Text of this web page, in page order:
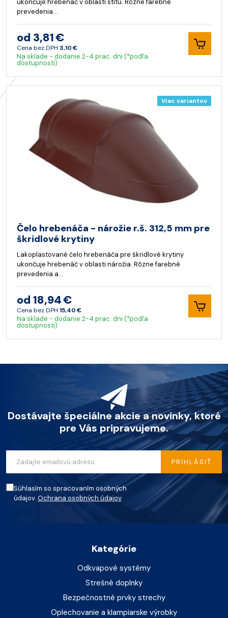
ukončuje hrebenáč v oblasti štítu. Rôzne farebné
prevedenia…
od 3,81 €
Cena bez DPH 3,10 €
Na sklade - dodanie 2-4 prac. dni (*podľa
dostupnosti)
Viac variantov
Čelo hrebenáča - nárožie r.š. 312,5 mm pre
škridlové krytiny
Lakoplastované čelo hrebenáča pre škridlové krytiny
ukončuje hrebenáč v oblasti nárožia. Rôzne farebné
prevedenia a…
od 18,94 €
Cena bez DPH 15,40 €
Na sklade - dodanie 2-4 prac. dni (*podľa
dostupnosti)
Dostávajte špeciálne akcie a novinky, ktoré
pre Vás pripravujeme.
Súhlasím so spracovaním osobných
údajov. Ochrana osobných údajov.
PRIHLÁSIŤ
Kategórie
Odkvapové systémy
Strešné doplnky
Bezpečnostné prvky strechy
Oplechovanie a klampiarske výrobky